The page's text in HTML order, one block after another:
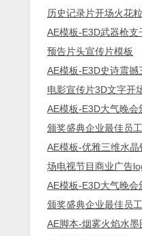
历史记录片开场火花
AE模板-E3D武器枪
预告片头宣传片模板
AE模板-E3D史诗震
电影宣传片3D文字开
AE模板-E3D大气晚
颁奖盛典企业最佳员
AE模板-优雅三维水
场电视节目商业广告
AE模板-E3D大气晚
颁奖盛典企业最佳员
AE脚本-烟雾火焰水墨